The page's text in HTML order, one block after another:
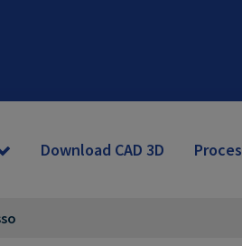
Download CAD 3D